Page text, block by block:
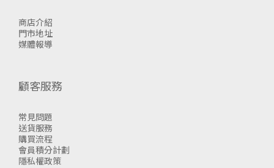
商店介紹
門市地址
媒體報導
顧客服務
常見問題
送貨服務
購買流程
會員積分計劃
隱私權政策